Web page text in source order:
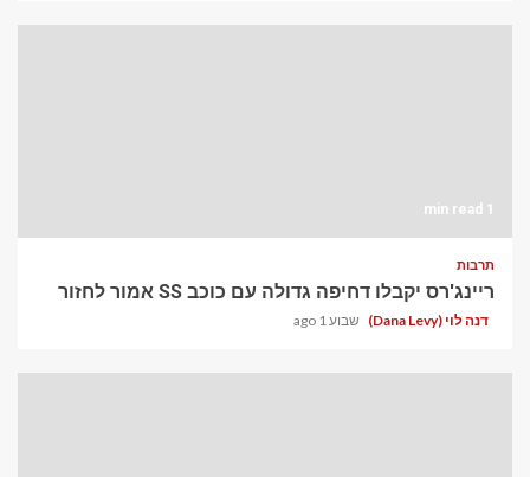
1 min read
תרבות
ריינג'רס יקבלו דחיפה גדולה עם כוכב SS אמור לחזור
דנה לוי (Dana Levy) שבוע 1 ago